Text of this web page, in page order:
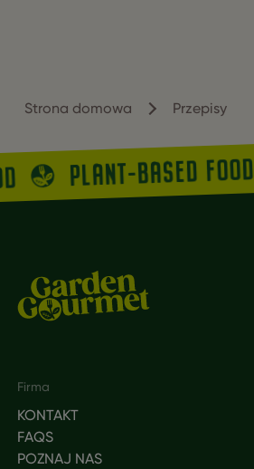
Strona domowa Przepisy
PLANT-BASED FOOD
Footer
Firma
KONTAKT
FAQS
POZNAJ NAS